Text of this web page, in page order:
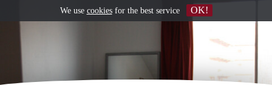
We use cookiesfor the best service OK!